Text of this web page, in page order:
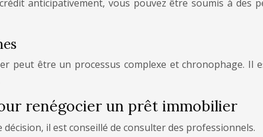
anticipativement, vous pouvez être soumis à
peut être un processus complexe et chronophage.
renégocier un prêt immobilier
il est conseillé de consulter des professionnels.